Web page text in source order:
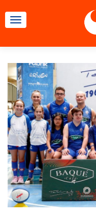
CAMBIAR NAVEGACIÓN